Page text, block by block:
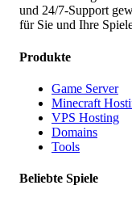
und 24/7-Support
für Sie und Ihre
Produkte
Game Server
Minecraft
VPS Hosting
Domains
Tools
Beliebte Spiele